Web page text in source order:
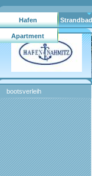
Hafen
Nahmitz/gebrauchtboote.ag
Apartment
Hausboote
bootsverleih